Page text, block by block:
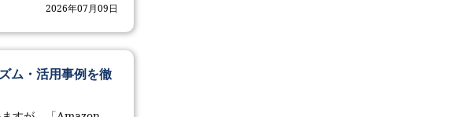
2026年07月09日
ム・活用事例を徹